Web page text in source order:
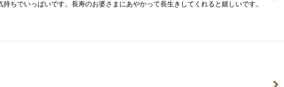
でいっぱいです。長寿のお婆さまにあやかって長生きしてくれると嬉しいです。